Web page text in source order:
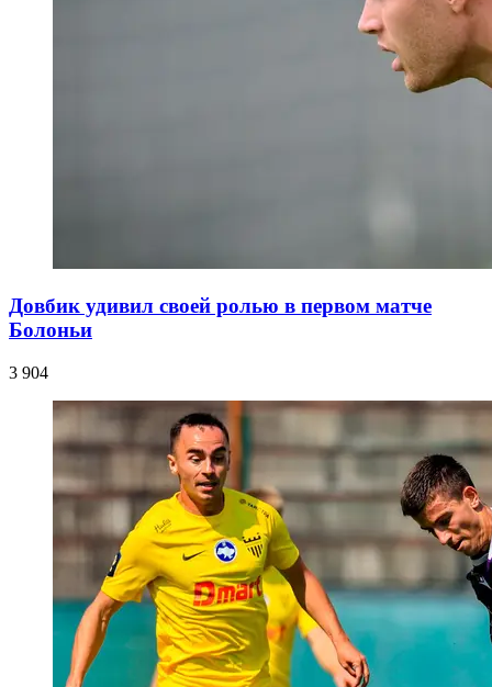
Довбик удивил своей ролью в первом матче
Болоньи
3 904